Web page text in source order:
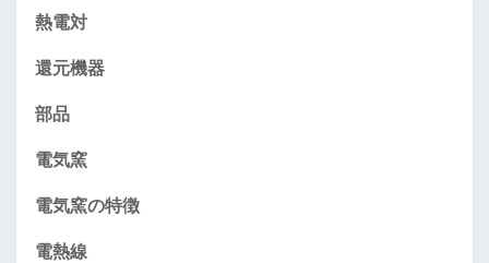
熱電対
還元機器
部品
電気窯
電気窯の特徴
電熱線